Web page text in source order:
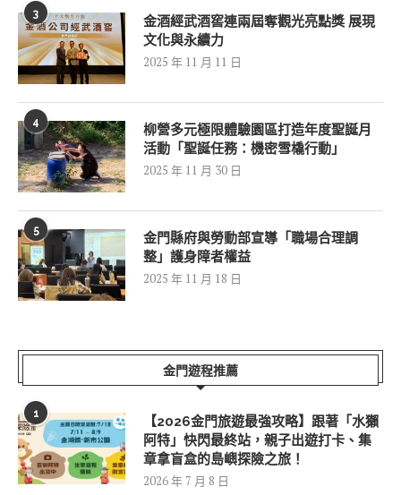
3
金酒經武酒窖連兩屆奪觀光亮點獎 展現
文化與永續力
2025 年 11 月 11 日
4
柳營多元極限體驗園區打造年度聖誕月
活動「聖誕任務：機密雪橇行動」
2025 年 11 月 30 日
5
金門縣府與勞動部宣導「職場合理調
整」護身障者權益
2025 年 11 月 18 日
金門遊程推薦
1
【2026金門旅遊最強攻略】跟著「水獺
阿特」快閃最終站，親子出遊打卡、集
章拿盲盒的島嶼探險之旅！
2026 年 7 月 8 日